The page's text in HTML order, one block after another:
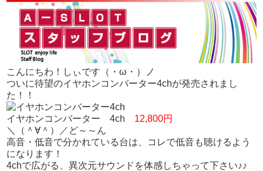
こんにちわ！しぃです（・ω・）ノ
ついに待望のイヤホンコンバーター4chが発売されまし
た！！
イヤホンコンバーター 4ch
12,800円
＼（＾∀＾）／ど～～ん
高音・低音で分かれている台は、コレで低音も聴けるよう
になります！
4chで広がる、異次元サウンドを体感しちゃって下さい♪♪